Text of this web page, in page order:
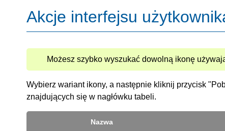
Akcje interfejsu
Możesz szybko wyszukać dowolną ikonę
Wybierz wariant ikony, a następnie kliknij przycisk
znajdujących się w nagłówku tabeli.
Nazwa